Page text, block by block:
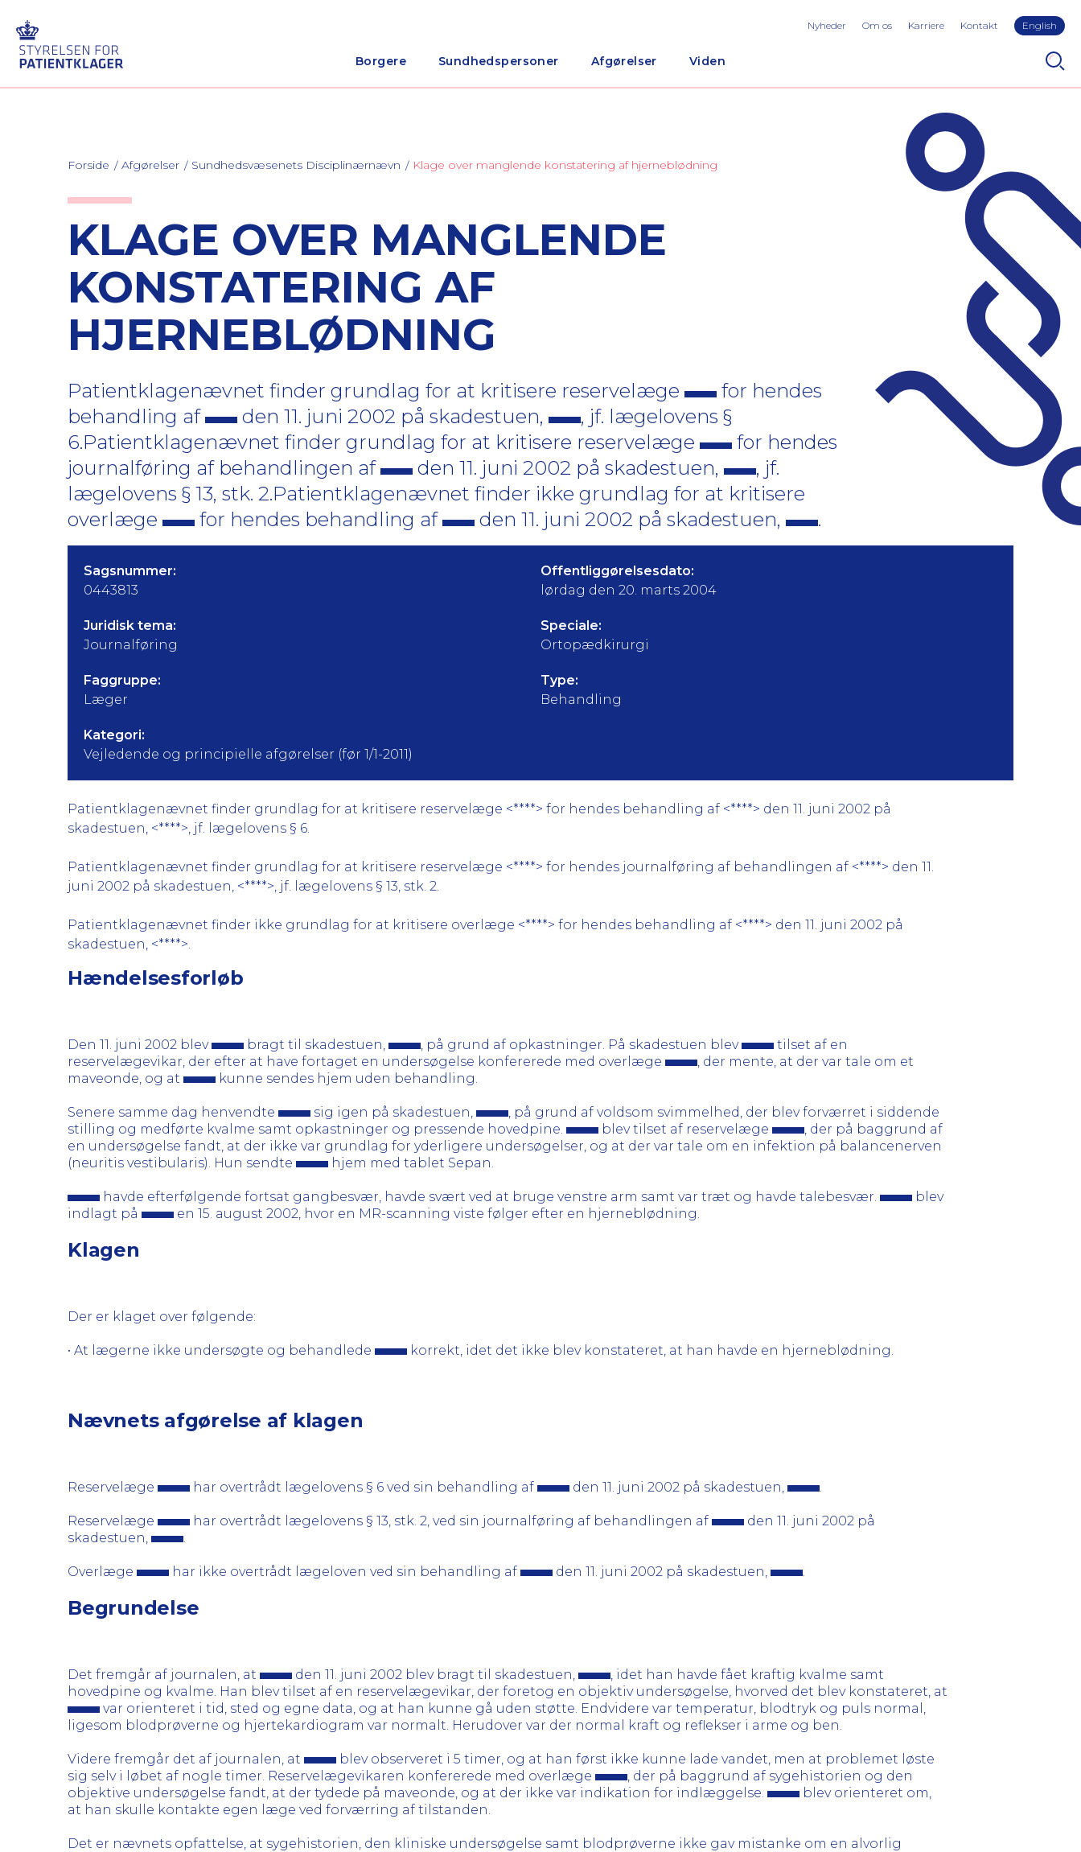
Borgere Sundhedspersoner Afgørelser Viden
Nyheder Om os Karriere Kontakt English
Forside Afgørelser Sundhedsvæsenets Disciplinærnævn Klage over manglende konstatering af hjerneblødning
KLAGE OVER MANGLENDE
KONSTATERING AF
HJERNEBLØDNING
Patientklagenævnet finder grundlag for at kritisere reservelæge
for hendes
behandling af
den 11. juni 2002 på skadestuen,
, jf. lægelovens §
6.Patientklagenævnet finder grundlag for at kritisere reservelæge
for hendes
journalføring af behandlingen af
den 11. juni 2002 på skadestuen,
, jf.
lægelovens § 13, stk. 2.Patientklagenævnet finder ikke grundlag for at kritisere
overlæge
for hendes behandling af den 11. juni 2002 på skadestuen, .
Sagsnummer:
0443813
Offentliggørelsesdato:
lørdag den 20. marts 2004
Juridisk tema:
Journalføring
Speciale:
Ortopædkirurgi
Faggruppe:
Læger
Type:
Behandling
Kategori:
Vejledende og principielle afgørelser (før 1/1-2011)
Patientklagenævnet finder grundlag for at kritisere reservelæge <****> for hendes behandling af <****> den 11. juni 2002 på
skadestuen, <****>, jf. lægelovens § 6.
Patientklagenævnet finder grundlag for at kritisere reservelæge <****> for hendes journalføring af behandlingen af <****> den 11.
juni 2002 på skadestuen, <****>, jf. lægelovens § 13, stk. 2.
Patientklagenævnet finder ikke grundlag for at kritisere overlæge <****> for hendes behandling af <****> den 11. juni 2002 på
skadestuen, <****>.
Hændelsesforløb
Den 11. juni 2002 blev bragt til skadestuen, , på grund af opkastninger. På skadestuen blev
tilset af en
reservelægevikar, der efter at have fortaget en undersøgelse konfererede med overlæge
, der mente, at der var tale om et
maveonde, og at
kunne sendes hjem uden behandling.
Senere samme dag henvendte sig igen på skadestuen,
, på grund af voldsom svimmelhed, der blev forværret i siddende
stilling og medførte kvalme samt opkastninger og pressende hovedpine.
blev tilset af reservelæge
, der på baggrund af
en undersøgelse fandt, at der ikke var grundlag for yderligere undersøgelser, og at der var tale om en infektion på balancenerven
(neuritis vestibularis). Hun sendte
hjem med tablet Sepan.
havde efterfølgende fortsat gangbesvær, havde svært ved at bruge venstre arm samt var træt og havde talebesvær.
blev
indlagt på
en 15. august 2002, hvor en MR-scanning viste følger efter en hjerneblødning.
Klagen
Der er klaget over følgende:
• At lægerne ikke undersøgte og behandlede korrekt, idet det ikke blev konstateret, at han havde en hjerneblødning.
Nævnets afgørelse af klagen
Reservelæge har overtrådt lægelovens § 6 ved sin behandling af den 11. juni 2002 på skadestuen, .
Reservelæge har overtrådt lægelovens § 13, stk. 2, ved sin journalføring af behandlingen af
den 11. juni 2002 på
skadestuen,
.
Overlæge har ikke overtrådt lægeloven ved sin behandling af den 11. juni 2002 på skadestuen, .
Begrundelse
Det fremgår af journalen, at den 11. juni 2002 blev bragt til skadestuen,
, idet han havde fået kraftig kvalme samt
hovedpine og kvalme. Han blev tilset af en reservelægevikar, der foretog en objektiv undersøgelse, hvorved det blev konstateret, at
var orienteret i tid, sted og egne data, og at han kunne gå uden støtte. Endvidere var temperatur, blodtryk og puls normal,
ligesom blodprøverne og hjertekardiogram var normalt. Herudover var der normal kraft og reflekser i arme og ben.
Videre fremgår det af journalen, at
blev observeret i 5 timer, og at han først ikke kunne lade vandet, men at problemet løste
sig selv i løbet af nogle timer. Reservelægevikaren konfererede med overlæge
, der på baggrund af sygehistorien og den
objektive undersøgelse fandt, at der tydede på maveonde, og at der ikke var indikation for indlæggelse.
blev orienteret om,
at han skulle kontakte egen læge ved forværring af tilstanden.
Det er nævnets opfattelse, at sygehistorien, den kliniske undersøgelse samt blodprøverne ikke gav mistanke om en alvorlig